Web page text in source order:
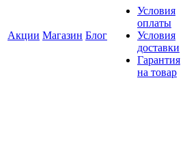
Акции Магазин Блог
Условия
оплаты
Условия
доставки
Гарантия
на товар